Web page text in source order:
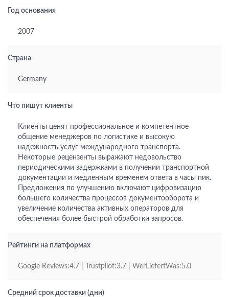
Год основания
2007
Страна
Germany
Что пишут клиенты
Клиенты ценят профессиональное и компетентное
общение менеджеров по логистике и высокую
надежность услуг международного транспорта.
Некоторые рецензенты выражают недовольство
периодическими задержками в получении транспортной
документации и медленным временем ответа в часы пик.
Предложения по улучшению включают цифровизацию
большего количества процессов документооборота и
увеличение количества активных операторов для
обеспечения более быстрой обработки запросов.
Рейтинги на платформах
Google Reviews:4.7 | Trustpilot:3.7 | WerLiefertWas:5.0
Средний срок доставки (дни)